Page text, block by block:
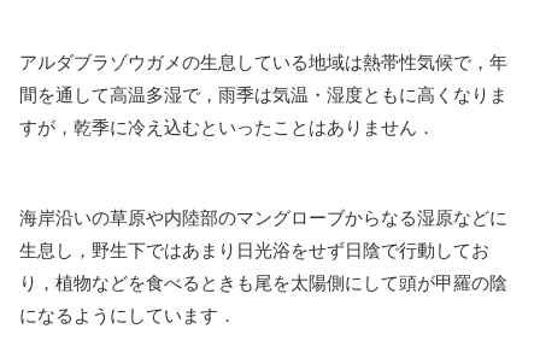
アルダブラゾウガメの生息している地域は熱帯性気候で，年
間を通して高温多湿で，雨季は気温・湿度ともに高くなりま
すが，乾季に冷え込むといったことはありません．
海岸沿いの草原や内陸部のマングローブからなる湿原などに
生息し，野生下ではあまり日光浴をせず日陰で行動してお
り，植物などを食べるときも尾を太陽側にして頭が甲羅の陰
になるようにしています．